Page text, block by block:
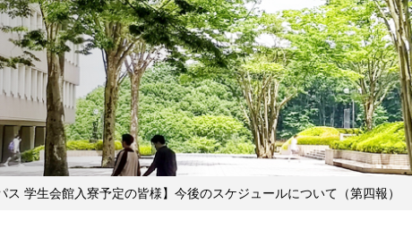
ス 学生会館入寮予定の皆様】今後のスケジュールについて（第四報）